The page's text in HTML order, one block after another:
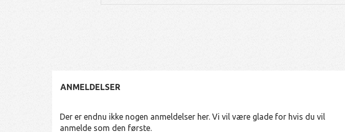
ANMELDELSER
Der er endnu ikke nogen anmeldelser her. Vi vil være glade for hvis du vil
anmelde som den første.